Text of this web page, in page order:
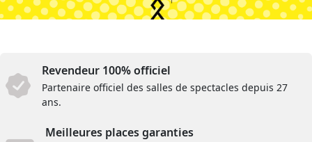
Revendeur 100% officiel
Partenaire officiel des salles de spectacles depuis 27
ans.
Meilleures places garanties